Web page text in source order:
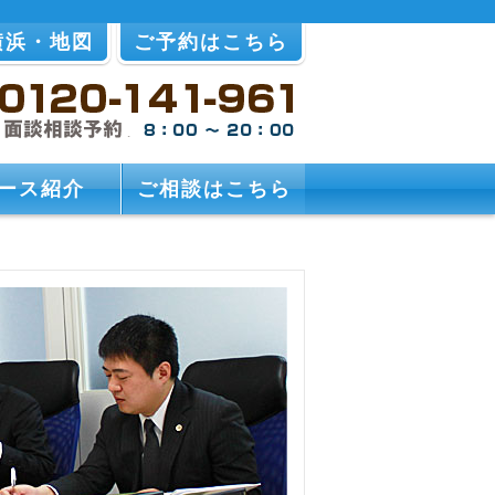
・地図 ご予約はこちら
ス紹介 ご相談はこちら